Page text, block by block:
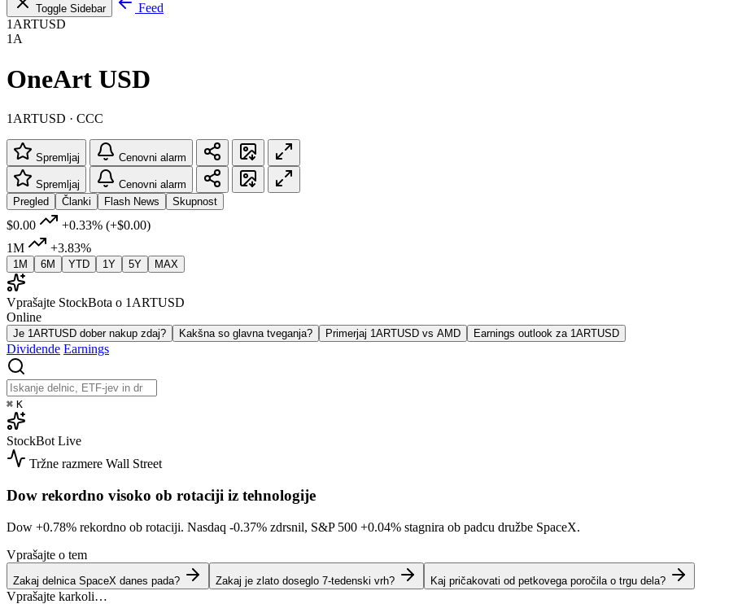
Toggle Sidebar
Feed
1ARTUSD
1A
OneArt USD
1ARTUSD · CCC
Spremljaj Cenovni alarm
Spremljaj
Cenovni alarm
Pregled
Članki Flash News Skupnost
$0.00 +0.33% (+$0.00)
1M
+3.83%
1M 6M YTD 1Y 5Y MAX
Vprašajte StockBota o 1ARTUSD
Online
Je 1ARTUSD dober nakup zdaj? Kakšna so glavna tveganja? Primerjaj 1ARTUSD vs AMD Earnings outlook za 1ARTUSD
Dividende Earnings
⌘ K
StockBot Live
Tržne razmere Wall Street
Dow rekordno visoko ob rotaciji iz tehnologije
Dow +0.78% rekordno ob rotaciji. Nasdaq -0.37% zdrsnil, S&P 500 +0.04% stagnira ob padcu družbe SpaceX.
Vprašajte o tem
Zakaj delnica SpaceX danes pada? Zakaj je zlato doseglo 7-tedenski vrh? Kaj pričakovati od petkovega poročila o trgu dela?